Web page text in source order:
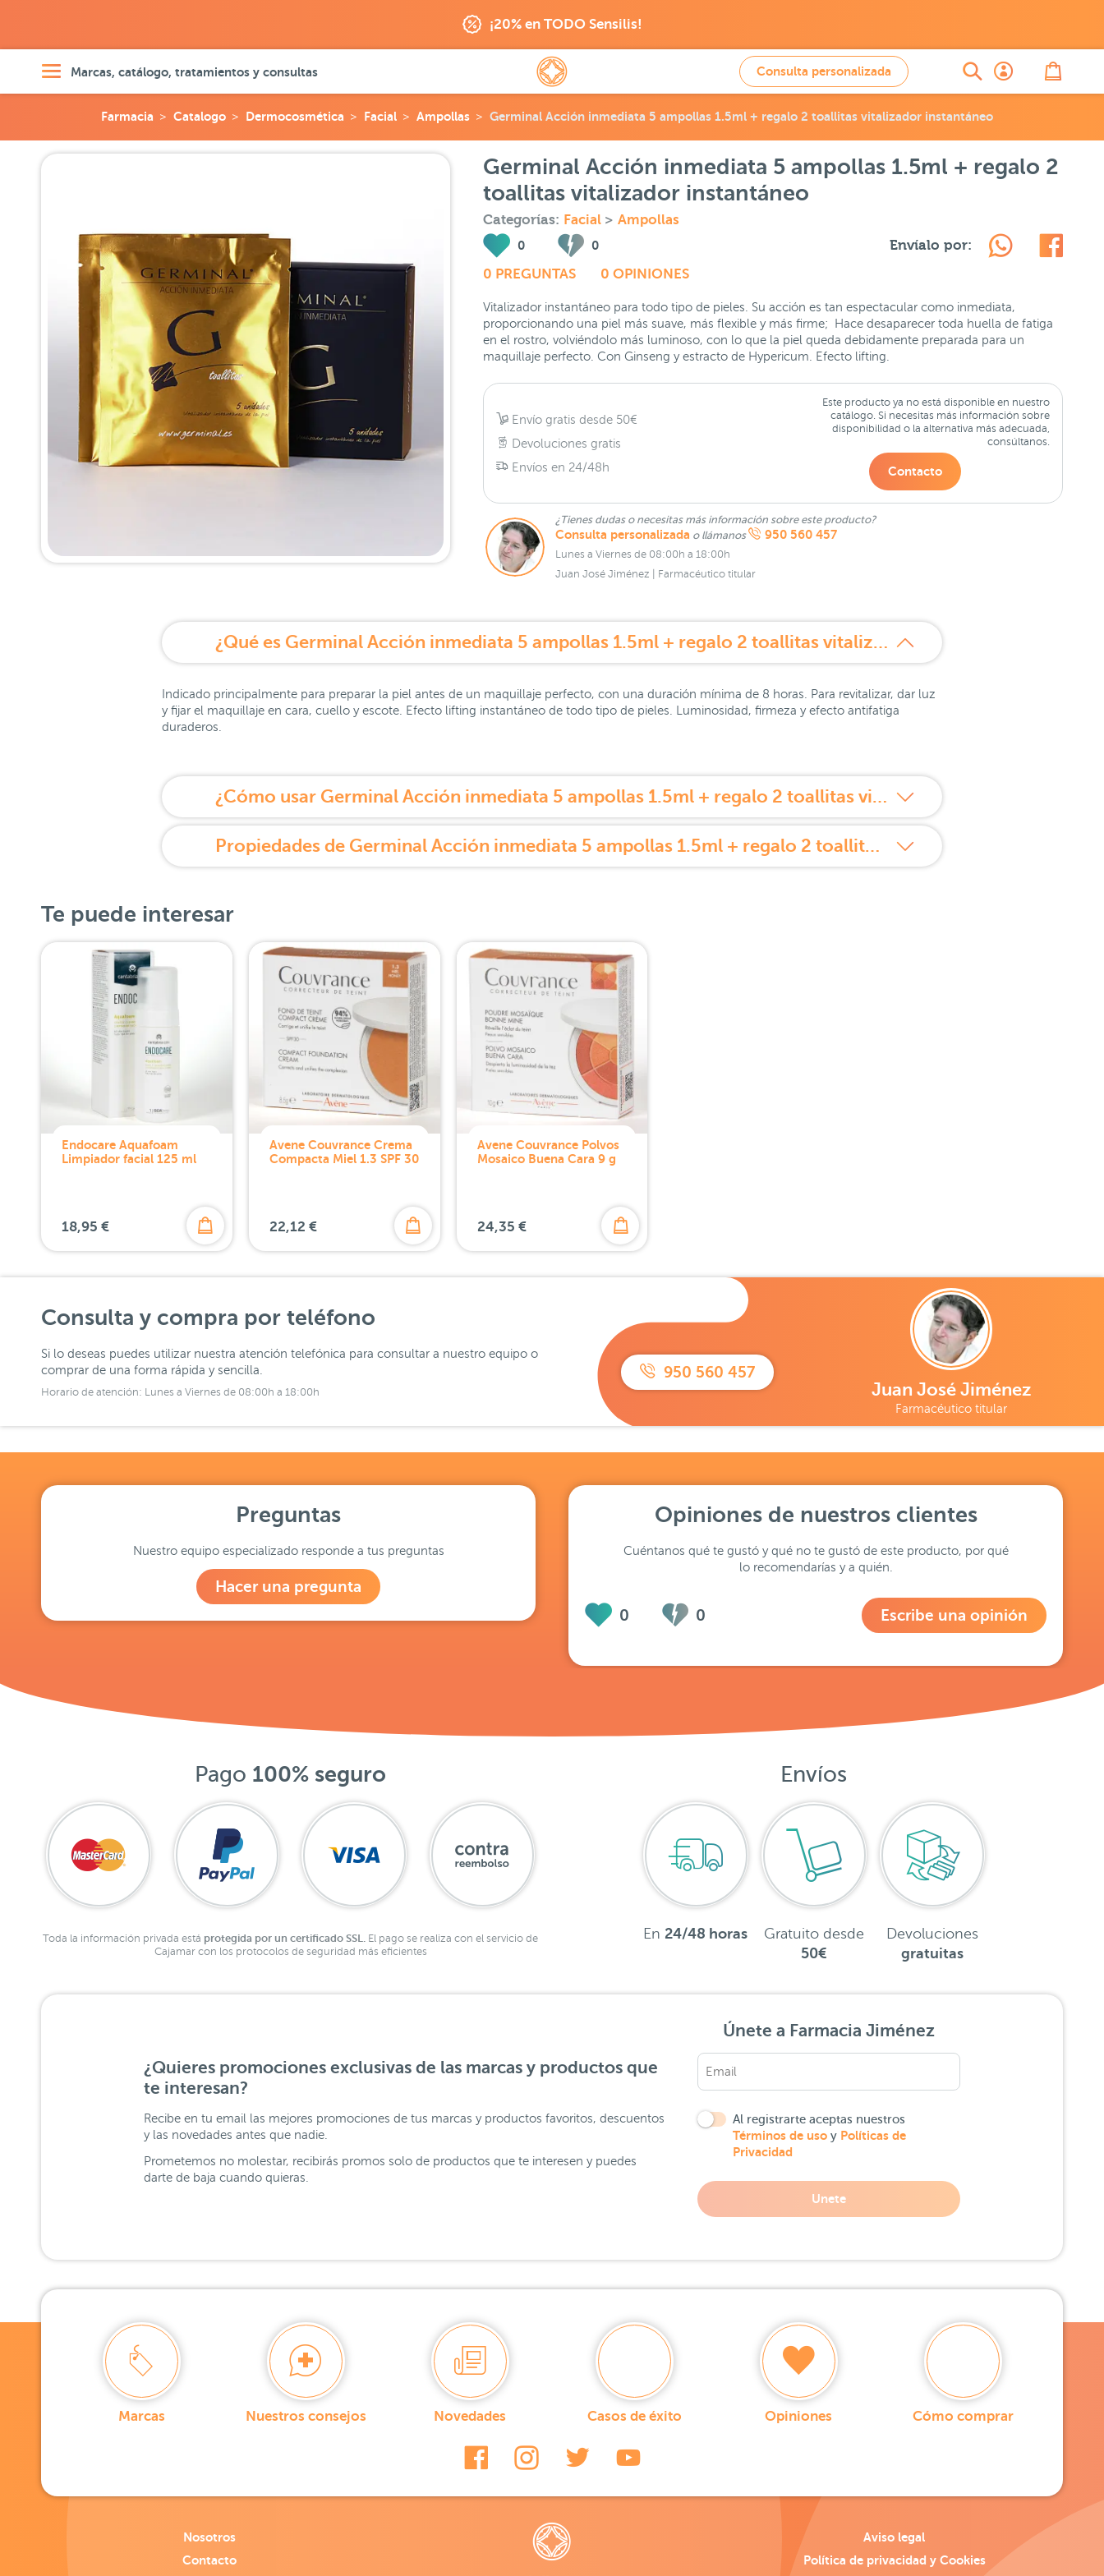
¡20% en TODO Sensilis!
Marcas, catálogo, tratamientos y consultas Consulta personalizada
Farmacia Catalogo Dermocosmética Facial Ampollas Germinal Acción inmediata 5 ampollas 1.5ml + regalo 2 toallitas vitalizador instantáneo
Germinal Acción inmediata 5 ampollas 1.5ml + regalo 2
toallitas vitalizador instantáneo
Categorías: Facial > Ampollas
0 0
0 PREGUNTAS 0 OPINIONES
Envíalo por:
Vitalizador instantáneo para todo tipo de pieles. Su acción es tan espectacular como inmediata,
proporcionando una piel más suave, más flexible y más firme; Hace desaparecer toda huella de fatiga
en el rostro, volviéndolo más luminoso, con lo que la piel queda debidamente preparada para un
maquillaje perfecto. Con Ginseng y estracto de Hypericum. Efecto lifting.
Envío gratis desde 50€
Devoluciones gratis
Envíos en 24/48h
Este producto ya no está disponible en nuestro
catálogo. Si necesitas más información sobre
disponibilidad o la alternativa más adecuada,
consúltanos.
Contacto
¿Tienes dudas o necesitas más información sobre este producto?
Consulta personalizada o llámanos 950 560 457
Lunes a Viernes de 08:00h a 18:00h
Juan José Jiménez | Farmacéutico titular
¿Qué es Germinal Acción inmediata 5 ampollas 1.5ml + regalo 2 toallitas vitalizador instantáneo?
Indicado principalmente para preparar la piel antes de un maquillaje perfecto, con una duración mínima de 8 horas. Para revitalizar, dar luz
y fijar el maquillaje en cara, cuello y escote. Efecto lifting instantáneo de todo tipo de pieles. Luminosidad, firmeza y efecto antifatiga
duraderos.
¿Cómo usar Germinal Acción inmediata 5 ampollas 1.5ml + regalo 2 toallitas vitalizador instantáneo?
Propiedades de Germinal Acción inmediata 5 ampollas 1.5ml + regalo 2 toallitas vitalizador instantáneo
Te puede interesar
Endocare Aquafoam
Limpiador facial 125 ml
18,95 €
Avene Couvrance Crema
Compacta Miel 1.3 SPF 30
22,12 €
Avene Couvrance Polvos
Mosaico Buena Cara 9 g
24,35 €
Consulta y compra por teléfono
Si lo deseas puedes utilizar nuestra atención telefónica para consultar a nuestro equipo o
comprar de una forma rápida y sencilla.
Horario de atención: Lunes a Viernes de 08:00h a 18:00h
950 560 457
Juan José Jiménez
Farmacéutico titular
Preguntas
Nuestro equipo especializado responde a tus preguntas
Hacer una pregunta
Opiniones de nuestros clientes
Cuéntanos qué te gustó y qué no te gustó de este producto, por qué
lo recomendarías y a quién.
0 0 Escribe una opinión
Pago 100% seguro
Toda la información privada está protegida por un certificado SSL.
El pago se realiza con el servicio de
Cajamar con los protocolos de seguridad más eficientes
Envíos
En 24/48 horas
Gratuito desde
50€
Devoluciones
gratuitas
¿Quieres promociones exclusivas de las marcas y productos que
te interesan?
Recibe en tu email las mejores promociones de tus marcas y productos favoritos, descuentos
y las novedades antes que nadie.
Prometemos no molestar, recibirás promos solo de productos que te interesen y puedes
darte de baja cuando quieras.
Únete a Farmacia Jiménez
Al registrarte aceptas nuestros
Términos de uso y Políticas de
Privacidad
Unete
Marcas Nuestros consejos Novedades Casos de éxito Opiniones Cómo comprar
Nosotros
Contacto
Aviso legal
Política de privacidad y Cookies